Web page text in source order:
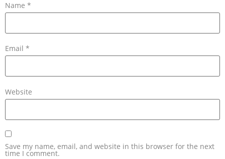
Name *
Email *
Website
Save my name, email, and website in this browser for the next
time I comment.